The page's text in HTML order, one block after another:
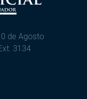
de Agosto
3134